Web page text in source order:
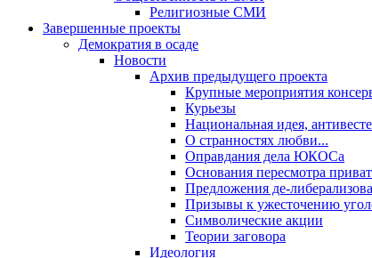
Религиозные СМИ
Завершенные проекты
Демократия в осаде
Новости
Архив предыдущего проекта
Крупные мероприятия
Курьезы
Национальная идея,
О странностях любви...
Оправдания дела ЮКОСа
Основания пересмотра
Предложения де-
Призывы к ужесточению
Символические акции
Теории заговора
Идеология